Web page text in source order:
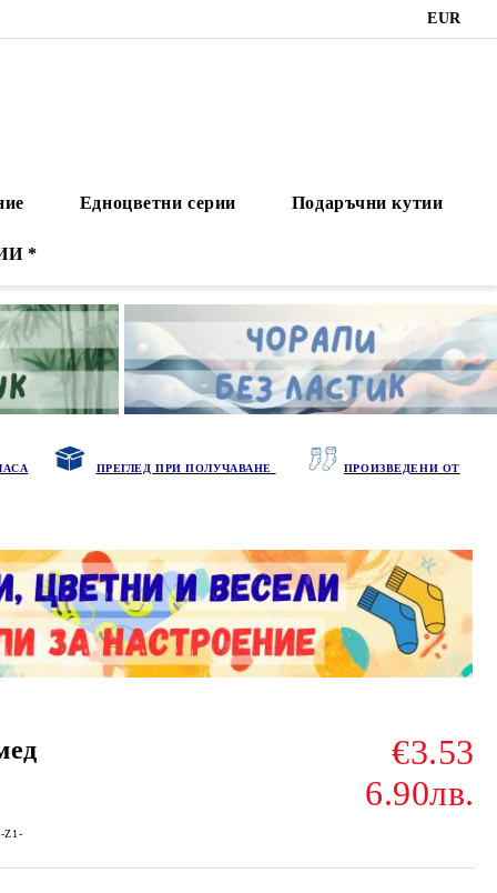
EUR
Едноцветни серии Подаръчни кутии
*
ПРЕГЛЕД ПРИ ПОЛУЧАВАНЕ ПРОИЗВЕДЕНИ ОТ
€3.53
6.90лв.
Z1-